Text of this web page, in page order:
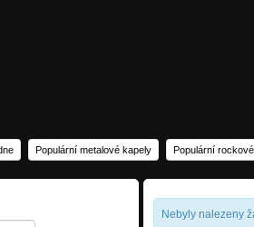
Populární metalové kapely Populární
Nebyly nalezeny